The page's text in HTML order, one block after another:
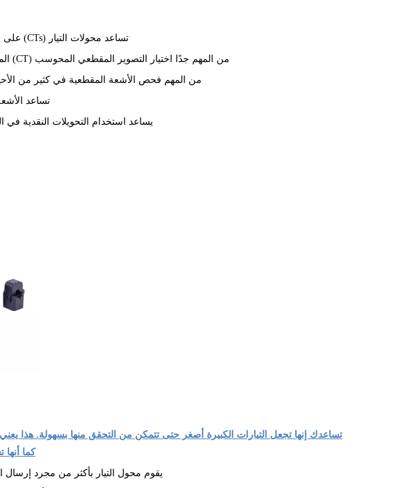
تساعد محولات التيار (CTs) على قياس التيارات الكهربائية الكبيرة بأمان. أنها توفر بيانات في الوقت الحقيقي لجعل الأنظمة تعمل بشكل أفضل وأكثر أمانًا.
من المهم جدًا اختيار التصوير المقطعي المحوسب (CT) المناسب. يجب أن تفكر في الإخراج والحجم والدقة. وهذا يساعد نظام التشغيل الآلي الخاص بك على العمل بأفضل ما لديه.
من المهم فحص الأشعة المقطعية في كثير من
تساعد
يساعد استخدام التحويلات النقدية في
تساعدك إنها تجعل التيارات الكبيرة أصغر حتى تتمكن من التحقق منها بسهولة. هذا
كما
يقوم محول التيار بأكثر من مجرد